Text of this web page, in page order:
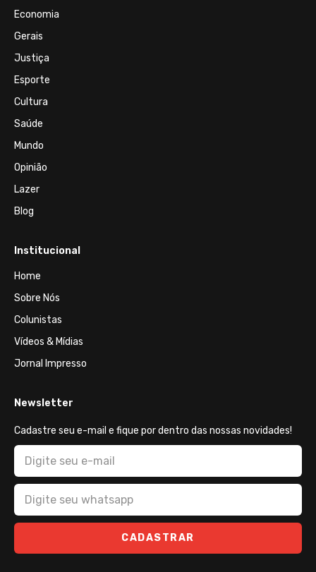
Economia
Gerais
Justiça
Esporte
Cultura
Saúde
Mundo
Opinião
Lazer
Blog
Institucional
Home
Sobre Nós
Colunistas
Vídeos & Mídias
Jornal Impresso
Newsletter
Cadastre seu e-mail e fique por dentro das nossas novidades!
CADASTRAR